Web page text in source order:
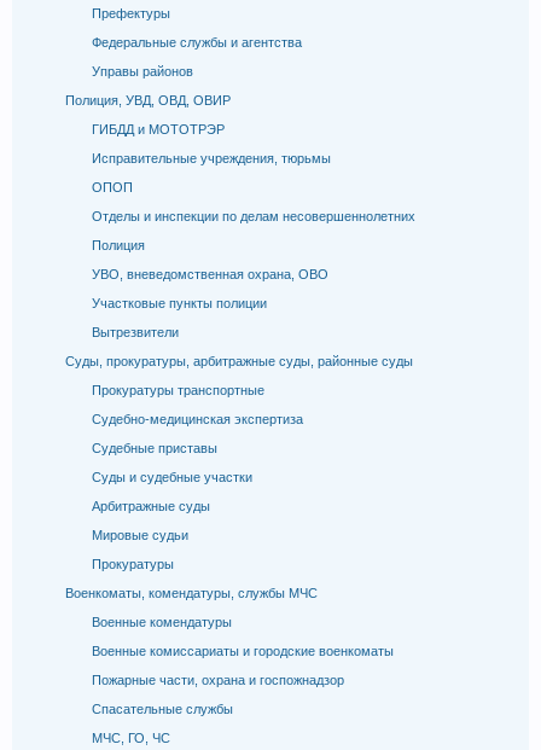
Префектуры
Федеральные службы и агентства
Управы районов
Полиция, УВД, ОВД, ОВИР
ГИБДД и МОТОТРЭР
Исправительные учреждения, тюрьмы
ОПОП
Отделы и инспекции по делам несовершеннолетних
Полиция
УВО, вневедомственная охрана, ОВО
Участковые пункты полиции
Вытрезвители
Суды, прокуратуры, арбитражные суды, районные суды
Прокуратуры транспортные
Судебно-медицинская экспертиза
Судебные приставы
Суды и судебные участки
Арбитражные суды
Мировые судьи
Прокуратуры
Военкоматы, комендатуры, службы МЧС
Военные комендатуры
Военные комиссариаты и городские военкоматы
Пожарные части, охрана и госпожнадзор
Спасательные службы
МЧС, ГО, ЧС